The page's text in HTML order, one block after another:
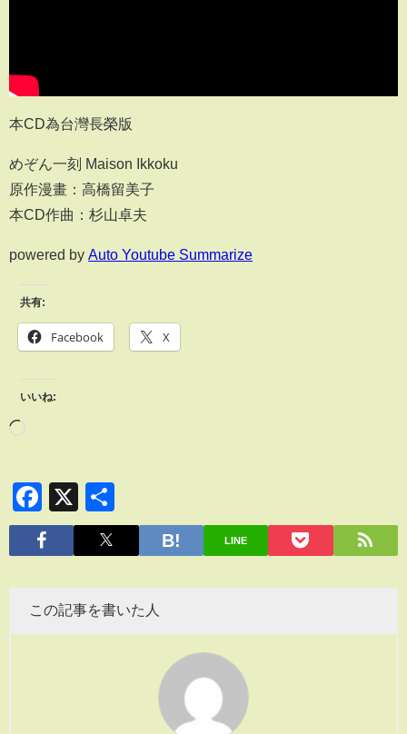
本CD為台灣長榮版
めぞん一刻 Maison Ikkoku
原作漫畫：高橋留美子
本CD作曲：杉山卓夫
powered by Auto Youtube Summarize
共有:
Facebook X
いいね:
Facebook
X
有
LINE
この記事を書いた人